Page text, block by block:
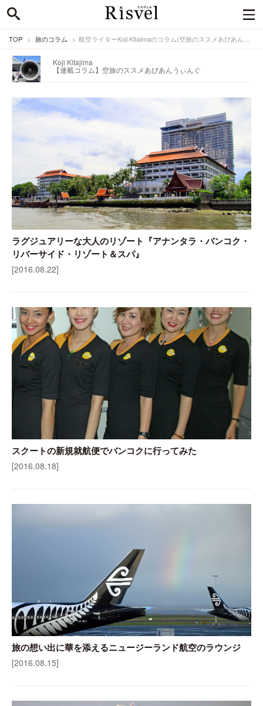
TOP 旅のコラム 航空ライターKoji Kitajimaのコラム(空旅のススメあびあんうぃんぐ)
Koji Kitajima
【連載コラム】空旅のススメあびあんうぃんぐ
ラグジュアリーな大人のリゾート『アナンタラ・バンコク・
リバーサイド・リゾート＆スパ』
[2016.08.22]
スクートの新規就航便でバンコクに行ってみた
[2016.08.18]
旅の想い出に華を添えるニュージーランド航空のラウンジ
[2016.08.15]